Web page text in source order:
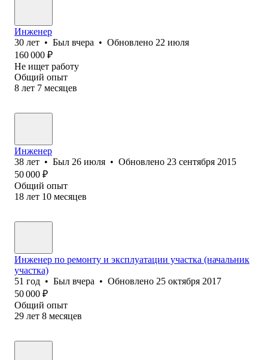
Инженер
30 лет • Был вчера • Обновлено 22 июля
160 000 ₽
Не ищет работу
Общий опыт
8 лет 7 месяцев
Инженер
38 лет • Был 26 июля • Обновлено 23 сентября 2015
50 000 ₽
Общий опыт
18 лет 10 месяцев
Инженер по ремонту и эксплуата‎ции участка (начальник
участка)
51 год • Был вчера • Обновлено 25 октября 2017
50 000 ₽
Общий опыт
29 лет 8 месяцев